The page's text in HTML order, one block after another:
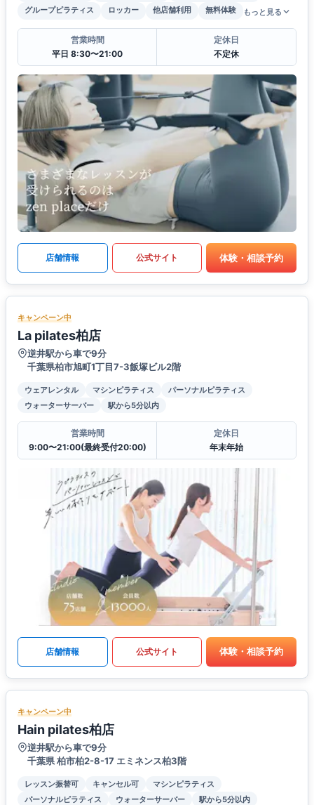
グループピラティス
ロッカー 他店舗利用 無料体験 もっと見る
営業時間
平日 8:30〜21:00
定休日
不定休
店舗情報 公式サイト 体験・相談予約
キャンペーン中
La pilates柏店
逆井駅から車で9分
千葉県柏市旭町1丁目7-3飯塚ビル2階
ウェアレンタル マシンピラティス
パーソナルピラティス
ウォーターサーバー
駅から5分以内
営業時間
9:00〜21:00(最終受付20:00)
定休日
年末年始
店舗情報 公式サイト 体験・相談予約
キャンペーン中
Hain pilates柏店
逆井駅から車で9分
千葉県 柏市柏2-8-17 エミネンス柏3階
レッスン振替可 キャンセル可
マシンピラティス
パーソナルピラティス
ウォーターサーバー 駅から5分以内